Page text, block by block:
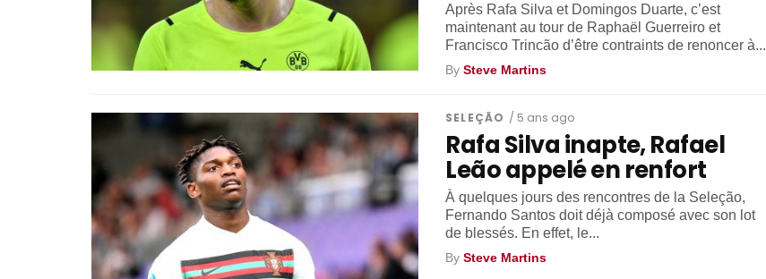
Après Rafa Silva et Domingos Duarte, c’est
maintenant au tour de Raphaël Guerreiro et
Francisco Trincão d’être contraints de renoncer à...
BySteve Martins
SELEÇÃO / 5 ans ago
Rafa Silva inapte, Rafael
Leão appelé en renfort
À quelques jours des rencontres de la Seleção,
Fernando Santos doit déjà composé avec son lot
de blessés. En effet, le...
BySteve Martins